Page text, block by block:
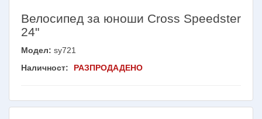
Велосипед за юноши Cross Speedster
24"
Модел: sy721
Наличност:
РАЗПРОДАДЕНО